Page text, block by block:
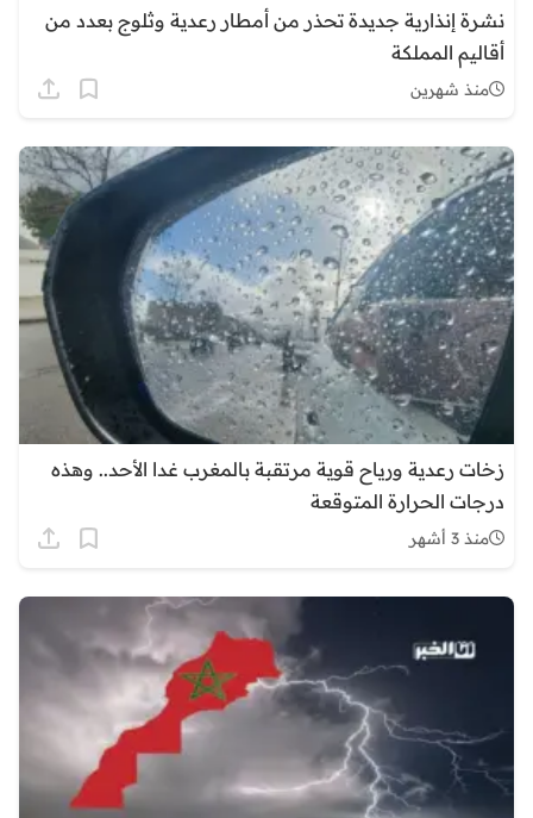
نشرة إنذارية جديدة تحذر من أمطار رعدية وثلوج بعدد من
أقاليم المملكة
منذ شهرين
زخات رعدية ورياح قوية مرتقبة بالمغرب غدا الأحد.. وهذه
درجات الحرارة المتوقعة
منذ 3 أشهر